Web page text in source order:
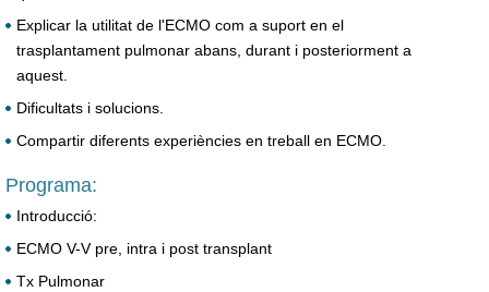
Explicar la utilitat de l'ECMO com a suport en el
trasplantament pulmonar abans, durant i posteriorment a
aquest.
Dificultats i solucions.
Compartir diferents experiències en treball en ECMO.
Programa:
Introducció:
ECMO V-V pre, intra i post transplant
Tx Pulmonar